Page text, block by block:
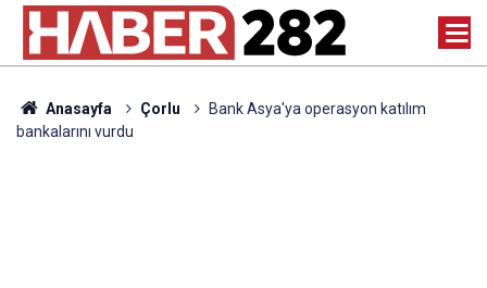
Anasayfa Çorlu
Bank Asya'ya operasyon katılım
bankalarını vurdu